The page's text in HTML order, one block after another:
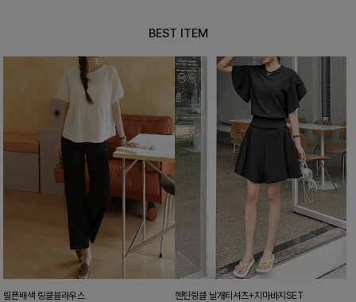
BEST ITEM
릴픈배색 링클블라우스 헨틴링클 날개티셔츠+치마바지SET